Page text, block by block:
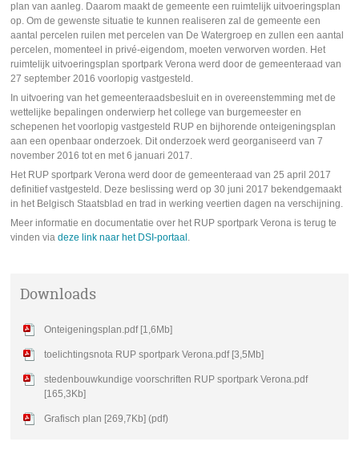
plan van aanleg. Daarom maakt de gemeente een ruimtelijk uitvoeringsplan
op. Om de gewenste situatie te kunnen realiseren zal de gemeente een
aantal percelen ruilen met percelen van De Watergroep en zullen een aantal
percelen, momenteel in privé-eigendom, moeten verworven worden. Het
ruimtelijk uitvoeringsplan sportpark Verona werd door de gemeenteraad van
27 september 2016 voorlopig vastgesteld.
In uitvoering van het gemeenteraadsbesluit en in overeenstemming met de
wettelijke bepalingen onderwierp het college van burgemeester en
schepenen het voorlopig vastgesteld RUP en bijhorende onteigeningsplan
aan een openbaar onderzoek. Dit onderzoek werd georganiseerd van 7
november 2016 tot en met 6 januari 2017.
Het RUP sportpark Verona werd door de gemeenteraad van 25 april 2017
definitief vastgesteld. Deze beslissing werd op 30 juni 2017 bekendgemaakt
in het Belgisch Staatsblad en trad in werking veertien dagen na verschijning.
Meer informatie en documentatie over het RUP sportpark Verona is terug te
vinden viadeze link naar het DSI-portaal .
Downloads
Onteigeningsplan.pdf [1,6Mb]
toelichtingsnota RUP sportpark Verona.pdf [3,5Mb]
stedenbouwkundige voorschriften RUP sportpark Verona.pdf
[165,3Kb]
Grafisch plan [269,7Kb] (pdf)